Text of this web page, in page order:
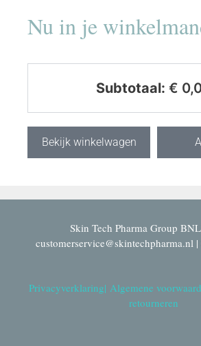
Nu in je
Subtotaal: €
Bekijk winkelwagen
Skin Tech Pharma Group
customerservice@skintechpharma.nl
Privacyverklaring| Algemene
retourneren